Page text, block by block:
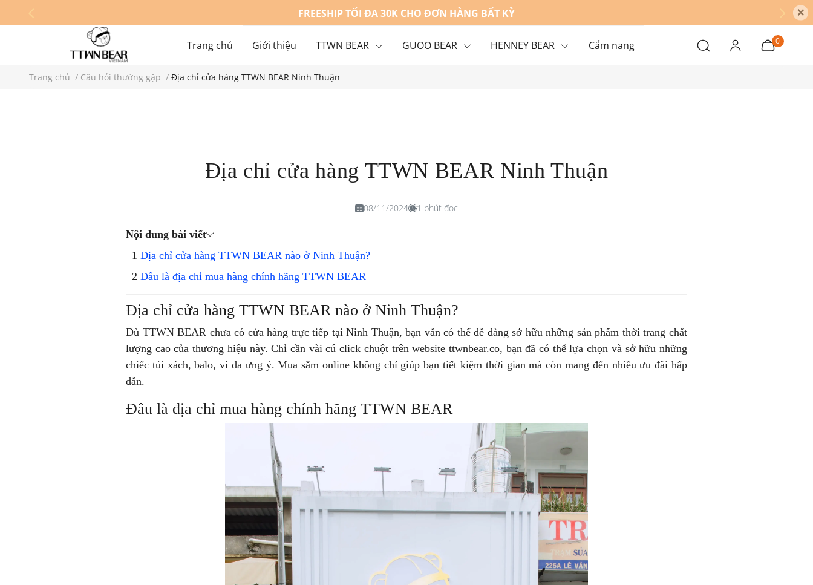
FREESHIP TỐI ĐA 30K CHO ĐƠN HÀNG BẤT KỲ ×
Trang chủ Giới thiệu TTWN BEAR GUOO BEAR HENNEY BEAR Cẩm nang
Hệ thống cửa hàng
0
Trang chủ / Câu hỏi thường gặp / Địa chỉ cửa hàng TTWN BEAR Ninh Thuận
Địa chỉ cửa hàng TTWN BEAR Ninh Thuận
08/11/2024 1 phút đọc
Nội dung bài viết
Địa chỉ cửa hàng TTWN BEAR nào ở Ninh Thuận?
Đâu là địa chỉ mua hàng chính hãng TTWN BEAR
Địa chỉ cửa hàng TTWN BEAR nào ở Ninh Thuận?
Dù TTWN BEAR chưa có cửa hàng trực tiếp tại Ninh Thuận, bạn vẫn có thể dễ dàng sở hữu những sản phẩm thời trang chất
lượng cao của thương hiệu này. Chỉ cần vài cú click chuột trên website ttwnbear.co, bạn đã có thể lựa chọn và sở hữu những
chiếc túi xách, balo, ví da ưng ý. Mua sắm online không chỉ giúp bạn tiết kiệm thời gian mà còn mang đến nhiều ưu đãi hấp
dẫn.
Đâu là địa chỉ mua hàng chính hãng TTWN BEAR